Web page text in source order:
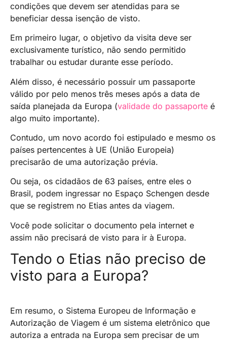
condições que devem ser atendidas para se
beneficiar dessa isenção de visto.
Em primeiro lugar, o objetivo da visita deve ser
exclusivamente turístico, não sendo permitido
trabalhar ou estudar durante esse período.
Além disso, é necessário possuir um passaporte
válido por pelo menos três meses após a data de
saída planejada da Europa (validade do passaporte é
algo muito importante).
Contudo, um novo acordo foi estipulado e mesmo os
países pertencentes à UE (União Europeia)
precisarão de uma autorização prévia.
Ou seja, os cidadãos de 63 países, entre eles o
Brasil, podem ingressar no Espaço Schengen desde
que se registrem no Etias antes da viagem.
Você pode solicitar o documento pela internet e
assim não precisará de visto para ir à Europa.
Tendo o Etias não preciso de
visto para a Europa?
Em resumo, o Sistema Europeu de Informação e
Autorização de Viagem é um sistema eletrônico que
autoriza a entrada na Europa sem precisar de um